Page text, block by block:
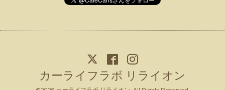
カーライフラボ リライオン